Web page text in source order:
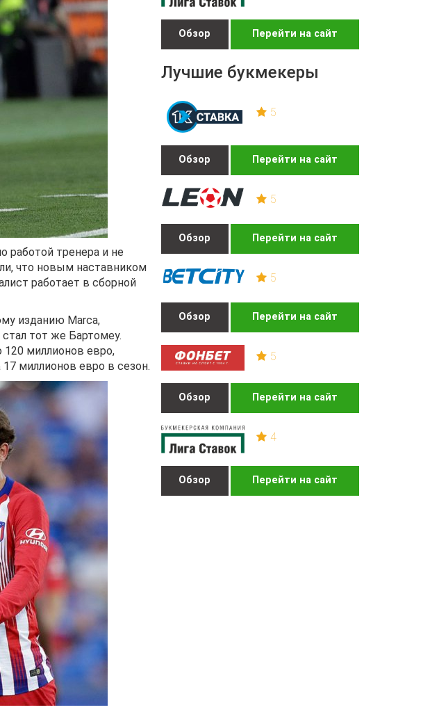
Обзор Перейти на сайт
Лучшие букмекеры
5
Обзор Перейти на сайт
5
Обзор Перейти на сайт
5
Обзор Перейти на сайт
5
Обзор Перейти на сайт
4
Обзор Перейти на сайт
работой тренера и не
что новым наставником
работает в сборной
изданию Marca,
тот же Бартомеу.
120 миллионов евро,
миллионов евро в сезон.